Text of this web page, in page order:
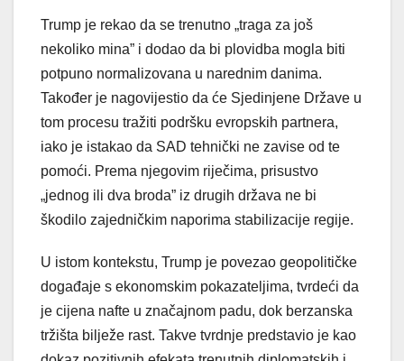
Trump je rekao da se trenutno „traga za još
nekoliko mina” i dodao da bi plovidba mogla biti
potpuno normalizovana u narednim danima.
Također je nagovijestio da će Sjedinjene Države u
tom procesu tražiti podršku evropskih partnera,
iako je istakao da SAD tehnički ne zavise od te
pomoći. Prema njegovim riječima, prisustvo
„jednog ili dva broda” iz drugih država ne bi
škodilo zajedničkim naporima stabilizacije regije.
U istom kontekstu, Trump je povezao geopolitičke
događaje s ekonomskim pokazateljima, tvrdeći da
je cijena nafte u značajnom padu, dok berzanska
tržišta bilježe rast. Takve tvrdnje predstavio je kao